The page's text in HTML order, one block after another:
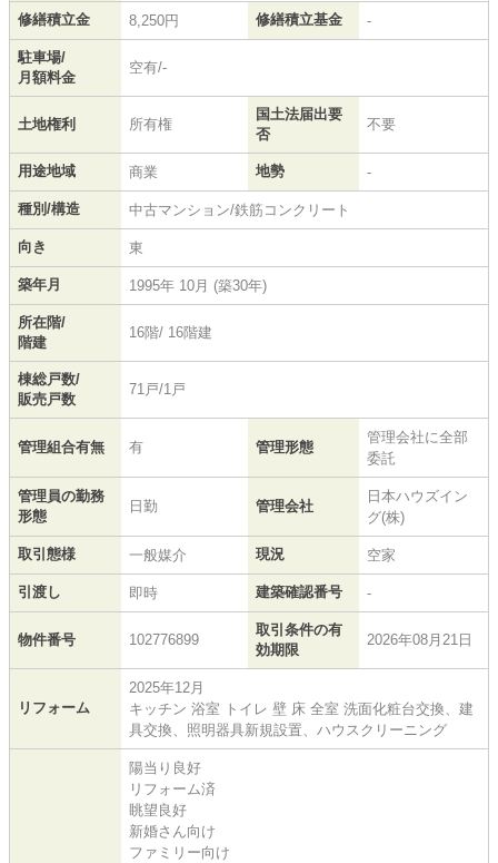
修繕積立金 8,250円 修繕積立基金 -
駐車場/
月額料金
空有/-
土地権利 所有権
国土法届出要
否
不要
用途地域 商業 地勢 -
種別/構造 中古マンション/鉄筋コンクリート
向き 東
築年月 1995年 10月 (築30年)
所在階/
階建
16階/ 16階建
棟総戸数/
販売戸数
71戸/1戸
管理組合有無 有 管理形態
管理会社に全部
委託
管理員の勤務
形態
日勤 管理会社
日本ハウズイン
グ(株)
取引態様 一般媒介 現況 空家
引渡し 即時 建築確認番号 -
物件番号 102776899
取引条件の有
効期限
2026年08月21日
リフォーム
2025年12月
キッチン 浴室 トイレ 壁 床 全室 洗面化粧台交換、建
具交換、照明器具新規設置、ハウスクリーニング
陽当り良好
リフォーム済
眺望良好
新婚さん向け
ファミリー向け